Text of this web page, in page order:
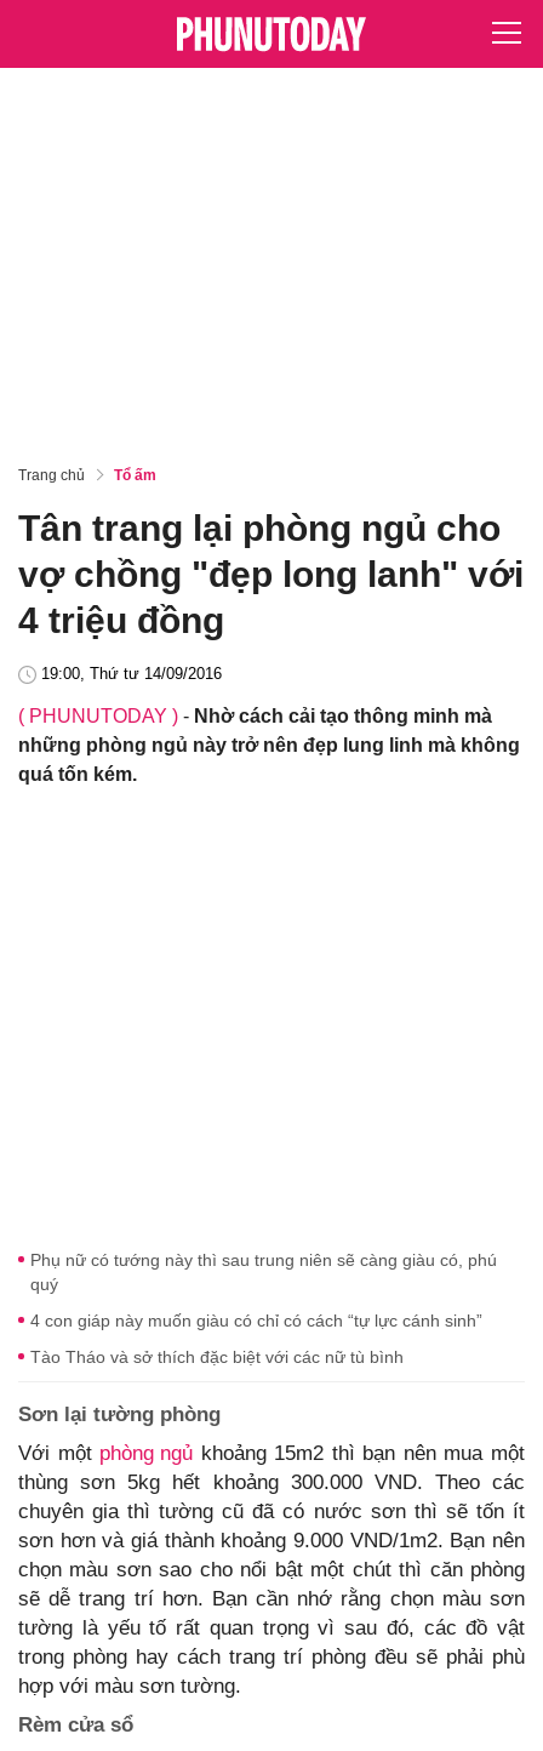
Trang chủ Tổ ấm
Tân trang lại phòng ngủ cho
vợ chồng "đẹp long lanh" với
4 triệu đồng
19:00, Thứ tư 14/09/2016
( PHUNUTODAY ) - Nhờ cách cải tạo thông minh mà
những phòng ngủ này trở nên đẹp lung linh mà không
quá tốn kém.
Phụ nữ có tướng này thì sau trung niên sẽ càng giàu có, phú
quý
4 con giáp này muốn giàu có chỉ có cách “tự lực cánh sinh”
Tào Tháo và sở thích đặc biệt với các nữ tù bình
Sơn lại tường phòng
Với một phòng ngủ khoảng 15m2 thì bạn nên mua một
thùng sơn 5kg hết khoảng 300.000 VND. Theo các
chuyên gia thì tường cũ đã có nước sơn thì sẽ tốn ít
sơn hơn và giá thành khoảng 9.000 VND/1m2. Bạn nên
chọn màu sơn sao cho nổi bật một chút thì căn phòng
sẽ dễ trang trí hơn. Bạn cần nhớ rằng chọn màu sơn
tường là yếu tố rất quan trọng vì sau đó, các đồ vật
trong phòng hay cách trang trí phòng đều sẽ phải phù
hợp với màu sơn tường.
Rèm cửa sổ